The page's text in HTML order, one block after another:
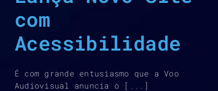
com
Acessibilidade
É com grande entusiasmo que a Voo
Audiovisual anuncia o [...]